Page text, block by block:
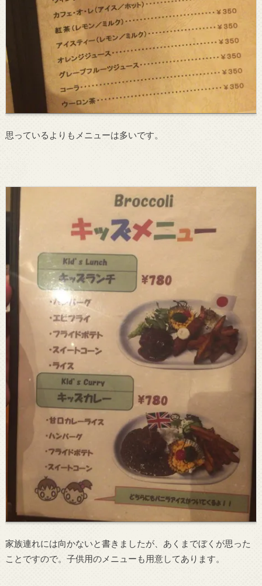
思っているよりもメニューは多いです。
家族連れには向かないと書きましたが、あくまでぼくが思った
ことですので。子供用のメニューも用意してあります。